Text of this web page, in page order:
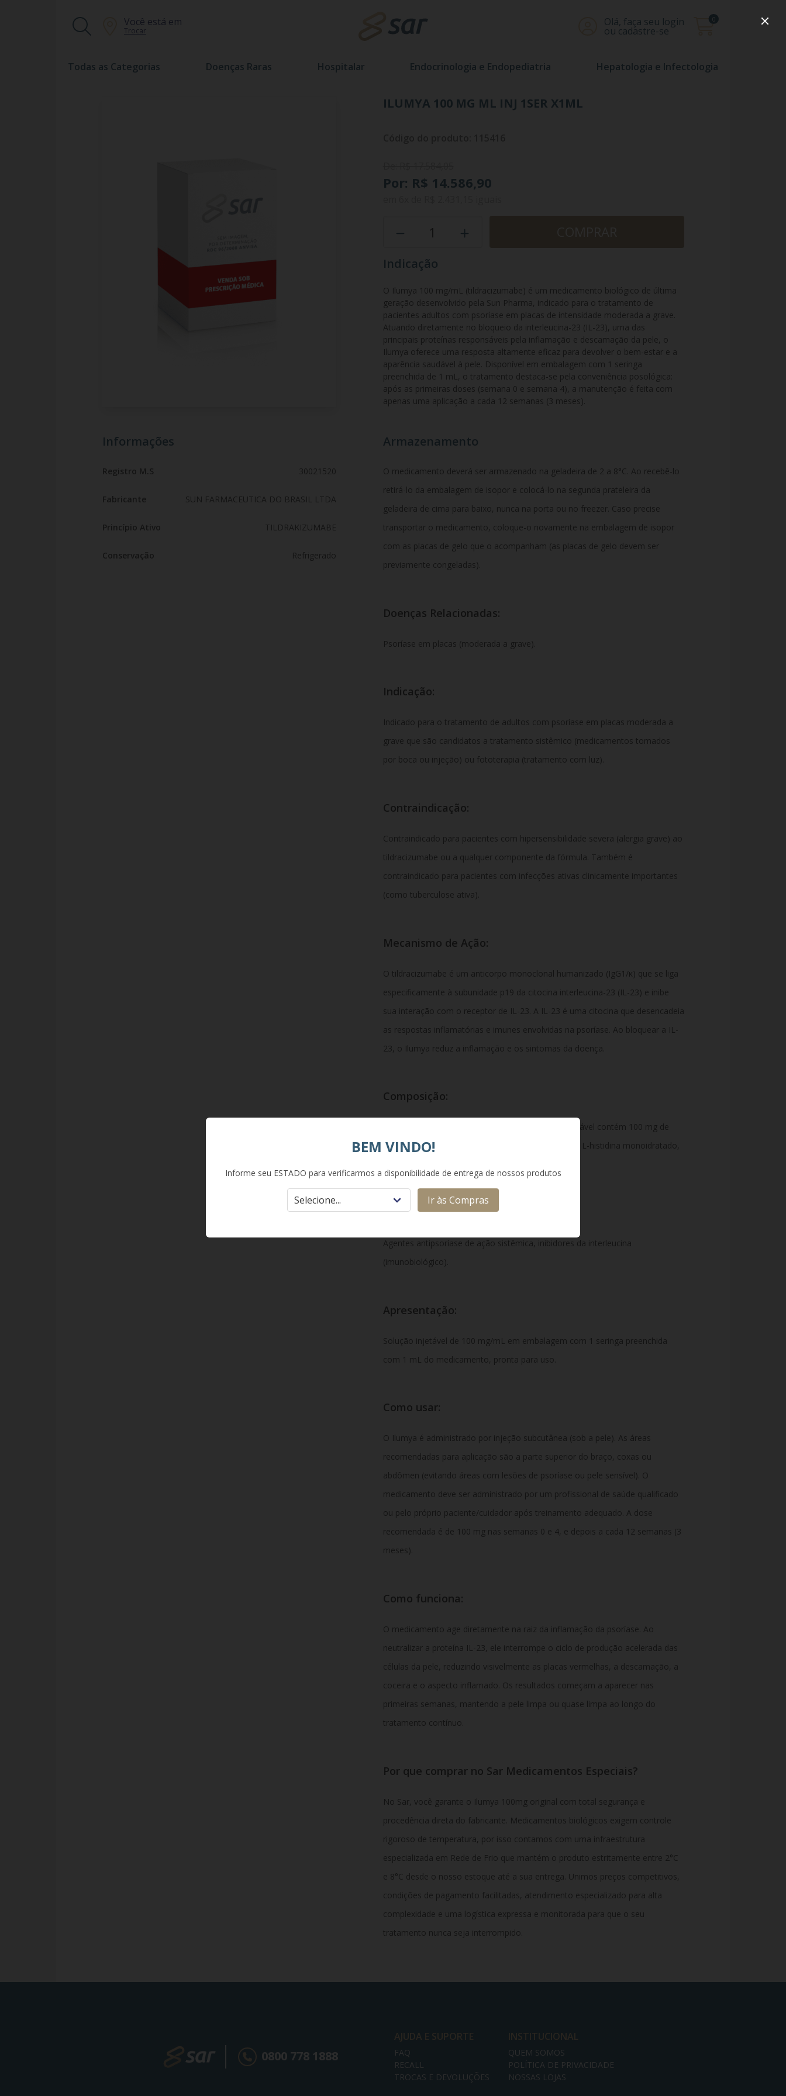
Você está em
Trocar
Olá, faça seu login
ou cadastre-se
0
Todas as Categorias Doenças Raras Hospitalar Endocrinologia e Endopediatria Hepatologia e Infectologia
ILUMYA 100 MG ML INJ 1SER X1ML
Por: R$ 14.586,90
Indicação
O Ilumya 100 mg/mL (tildracizumabe) é um medicamento biológico de última
geração desenvolvido pela Sun Pharma, indicado para o tratamento de
pacientes adultos com psoríase em placas de intensidade moderada a grave.
Atuando diretamente no bloqueio da interleucina-23 (IL-23), uma das
principais proteínas responsáveis pela inflamação e descamação da pele, o
Ilumya oferece uma resposta altamente eficaz para devolver o bem-estar e a
aparência saudável à pele. Disponível em embalagem com 1 seringa
preenchida de 1 mL, o tratamento destaca-se pela conveniência posológica:
após as primeiras doses (semana 0 e semana 4), a manutenção é feita com
apenas uma aplicação a cada 12 semanas (3 meses).
Informações
Registro M.S 30021520
Fabricante SUN FARMACEUTICA DO BRASIL LTDA
Princípio Ativo TILDRAKIZUMABE
Conservação Refrigerado
Armazenamento
O medicamento deverá ser armazenado na geladeira de 2 a 8°C. Ao recebê-lo
retirá-lo da embalagem de isopor e colocá-lo na segunda prateleira da
geladeira de cima para baixo, nunca na porta ou no freezer. Caso precise
transportar o medicamento, coloque-o novamente na embalagem de isopor
com as placas de gelo que o acompanham (as placas de gelo devem ser
previamente congeladas).
Doenças Relacionadas:
Psoríase em placas (moderada a grave).
Indicação:
Indicado para o tratamento de adultos com psoríase em placas moderada a
grave que são candidatos a tratamento sistêmico (medicamentos tomados
por boca ou injeção) ou fototerapia (tratamento com luz).
Contraindicação:
Contraindicado para pacientes com hipersensibilidade severa (alergia grave) ao
tildracizumabe ou a qualquer componente da fórmula. Também é
contraindicado para pacientes com infecções ativas clinicamente importantes
(como tuberculose ativa).
Mecanismo de Ação:
O tildracizumabe é um anticorpo monoclonal humanizado (IgG1/κ) que se liga
especificamente à subunidade p19 da citocina interleucina-23 (IL-23) e inibe
sua interação com o receptor de IL-23. A IL-23 é uma citocina que desencadeia
as respostas inflamatórias e imunes envolvidas na psoríase. Ao bloquear a IL-
23, o Ilumya reduz a inflamação e os sintomas da doença.
Composição:
Cada seringa preenchida com 1 mL de solução injetável contém 100 mg de
tildracizumabe. Excipientes: L-histidina, cloridrato de L-histidina monoidratado,
Classe Terapêutica:
Agentes antipsoríase de ação sistêmica, inibidores da interleucina
(imunobiológico).
Apresentação:
Solução injetável de 100 mg/mL em embalagem com 1 seringa preenchida
com 1 mL do medicamento, pronta para uso.
Como usar:
O Ilumya é administrado por injeção subcutânea (sob a pele). As áreas
recomendadas para aplicação são a parte superior do braço, coxas ou
abdômen (evitando áreas com lesões de psoríase ou pele sensível). O
medicamento deve ser administrado por um profissional de saúde qualificado
ou pelo próprio paciente/cuidador após treinamento adequado. A dose
recomendada é de 100 mg nas semanas 0 e 4, e depois a cada 12 semanas (3
meses).
Como funciona:
O medicamento age diretamente na raiz da inflamação da psoríase. Ao
neutralizar a proteína IL-23, ele interrompe o ciclo de produção acelerada das
células da pele, reduzindo visivelmente as placas vermelhas, a descamação, a
coceira e o aspecto inflamado. Os resultados começam a aparecer nas
primeiras semanas, mantendo a pele limpa ou quase limpa ao longo do
tratamento contínuo.
Por que comprar no Sar Medicamentos Especiais?
No Sar, você garante o Ilumya 100mg original com total segurança e
procedência direta do fabricante. Medicamentos biológicos exigem controle
rigoroso de temperatura, por isso contamos com uma infraestrutura
especializada em Rede de Frio que mantém o produto estritamente entre 2°C
e 8°C desde o nosso estoque até a sua entrega. Unimos preços competitivos,
condições de pagamento facilitadas, atendimento especializado para alta
complexidade e uma logística expressa e monitorada para que o seu
tratamento nunca seja interrompido.
0800 778 1888
AJUDA E SUPORTE
FAQ
RECALL
TROCAS E DEVOLUÇÕES
INSTITUCIONAL
QUEM SOMOS
POLÍTICA DE PRIVACIDADE
NOSSAS LOJAS
BEM VINDO!
Informe seu ESTADO para verificarmos a disponibilidade de entrega de nossos produtos
Ir às Compras